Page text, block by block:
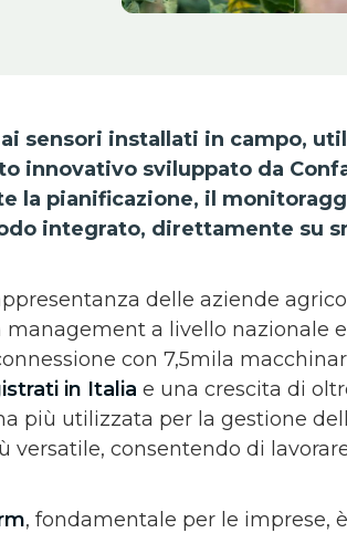
sensori installati in campo,
innovativo sviluppato da
la pianificazione, il
integrato, direttamente su
delle aziende
a livello nazionale
con 7,5mila
in Italia e una crescita di
più utilizzata per la gestione
versatile, consentendo di
, fondamentale per le imprese,